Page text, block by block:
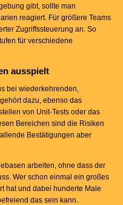
gibt, sollte man
reagiert. Für größere Teams
Zugriffssteuerung an. So
für verschiedene
ausspielt
bei wiederkehrenden,
dazu, ebenso das
von Unit-Tests oder das
Bereichen sind die Risiken
Bestätigungen aber
arbeiten, ohne dass der
Wer schon einmal ein großes
hat und dabei hunderte Male
das sein kann.